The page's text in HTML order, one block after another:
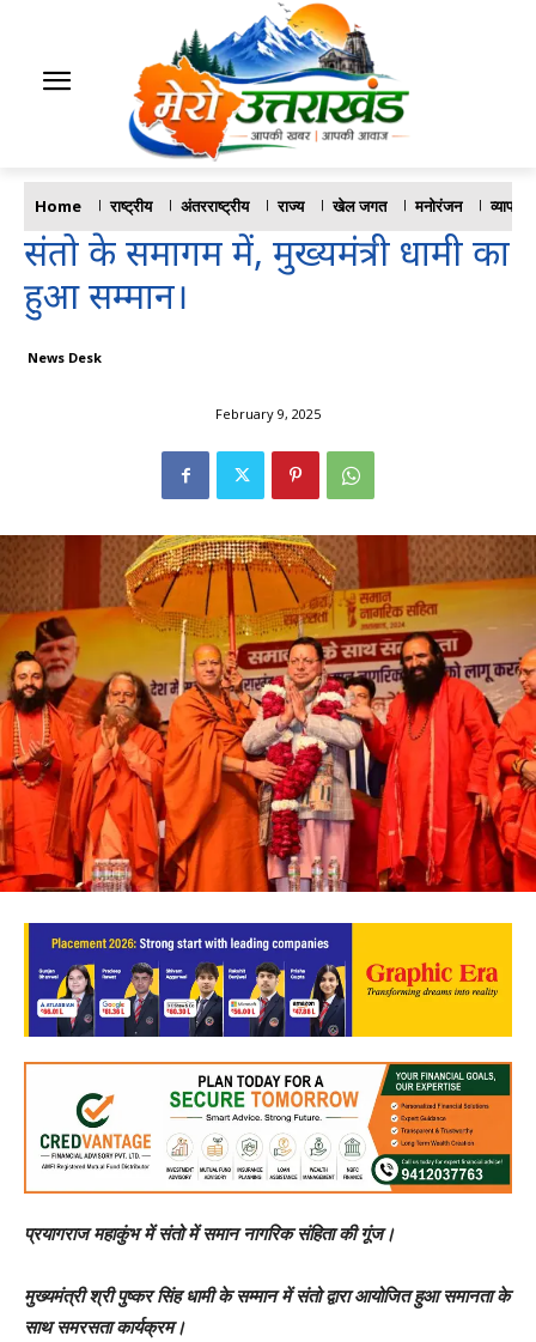
Home राष्ट्रीय अंतरराष्ट्रीय राज्य खेल जगत मनोरंजन व्यापार
संतो के समागम में, मुख्यमंत्री धामी का
हुआ सम्मान।
News Desk
February 9, 2025
प्रयागराज महाकुंभ में संतो में समान नागरिक संहिता की गूंज।
मुख्यमंत्री श्री पुष्कर सिंह धामी के सम्मान में संतो द्वारा आयोजित हुआ समानता के
साथ समरसता कार्यक्रम।